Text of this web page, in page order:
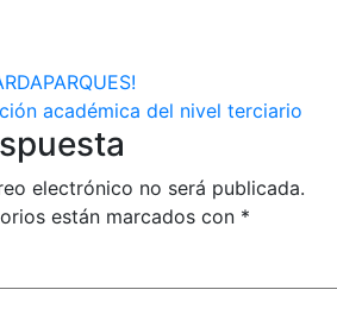
académica del nivel terciario
electrónico no será publicada.
están marcados con *